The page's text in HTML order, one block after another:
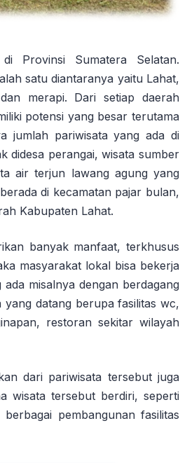
Provinsi Sumatera Selatan.
satu diantaranya yaitu Lahat,
merapi. Dari setiap daerah
potensi yang besar terutama
jumlah pariwisata yang ada di
didesa perangai, wisata sumber
air terjun lawang agung yang
di kecamatan pajar bulan,
Kabupaten Lahat.
banyak manfaat, terkhusus
masyarakat lokal bisa bekerja
misalnya dengan berdagang
datang berupa fasilitas wc,
restoran sekitar wilayah
dari pariwisata tersebut juga
wisata tersebut berdiri, seperti
pembangunan fasilitas